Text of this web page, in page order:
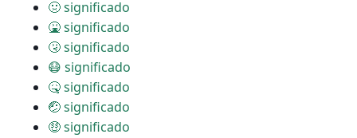
🤢 significado
🤮 significado
🤧 significado
😷 significado
🤒 significado
🤕 significado
🤑 significado